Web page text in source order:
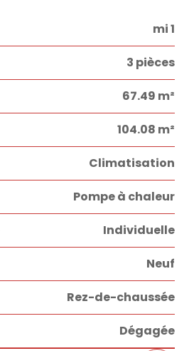
mi 1
3 pièces
67.49 m²
104.08 m²
Climatisation
Pompe à chaleur
Individuelle
Neuf
Rez-de-chaussée
Dégagée